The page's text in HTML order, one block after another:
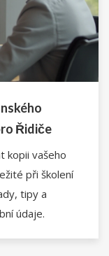
Řidiče
kopii vašeho
při školení
tipy a
údaje.